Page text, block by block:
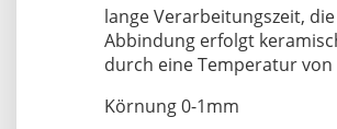
lange Verarbeitungszeit, die
Abbindung erfolgt
durch eine Temperatur von
Körnung 0-1mm